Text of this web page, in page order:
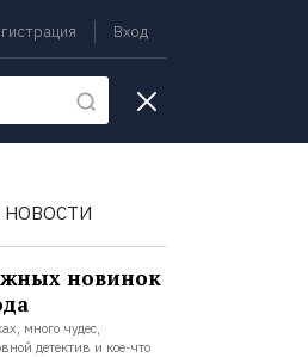
Вход
НОВОСТИ
новинок
много чудес,
детектив и кое-что